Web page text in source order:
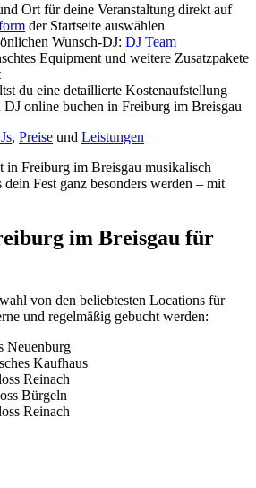
Ort für deine Veranstaltung direkt auf
der Startseite auswählen
Wunsch-DJ: DJ Team
Equipment und weitere Zusatzpakete
du eine detaillierte Kostenaufstellung
DJ online buchen in Freiburg im Breisgau
, Preise und Leistungen
in Freiburg im Breisgau musikalisch
dein Fest ganz besonders werden – mit
im Breisgau für
von den beliebtesten Locations für
und regelmäßig gebucht werden:
Neuenburg
Kaufhaus
Reinach
Bürgeln
Reinach